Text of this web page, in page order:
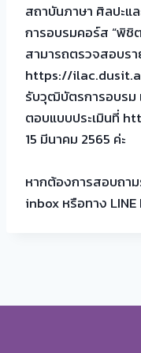
สถาบันภาษา ศิลปะแ
การอบรมคอร์ส “พิชิ
สามารถตรวจสอบร
https://
รับวุฒิบัตรการอบรม
ตอบแบบประเมินที่
15 มีนาคม 2565 ค่ะ
หากต้องการสอบถา
inbox หรือทาง